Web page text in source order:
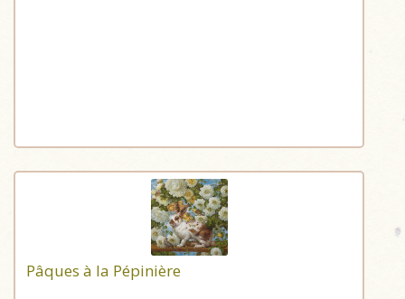
Pâques à la Pépinière